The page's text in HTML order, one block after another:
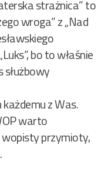
strażnica” to
wroga” z „Nad
bo to właśnie
służbowy
z Was.
warto
przymioty,